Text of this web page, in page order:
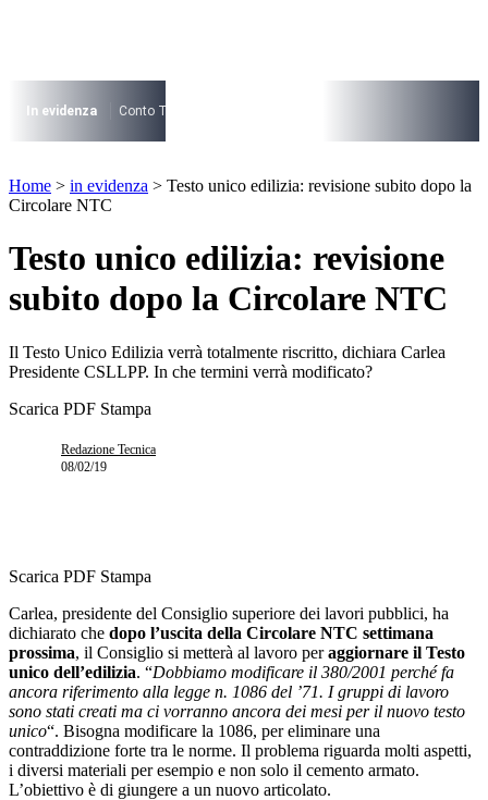
I più cercati
Lorem ipsum dolor sit amet consectetur
Lorem ipsum dolor sit amet consectetur
In evidenza Conto Termico
Lorem ipsum dolor sit amet consectetur
Home > in evidenza > Testo unico edilizia: revisione subito dopo la
Circolare NTC
Testo unico edilizia: revisione
subito dopo la Circolare NTC
Il Testo Unico Edilizia verrà totalmente riscritto, dichiara Carlea
Presidente CSLLPP. In che termini verrà modificato?
Scarica PDF Stampa
Redazione Tecnica
08/02/19
Scarica PDF Stampa
Carlea, presidente del Consiglio superiore dei lavori pubblici, ha
dichiarato che dopo l’uscita della Circolare NTC settimana
prossima, il Consiglio si metterà al lavoro peraggiornare il Testo
unico dell’edilizia. “Dobbiamo modificare il 380/2001 perché fa
ancora riferimento alla legge n. 1086 del ’71. I gruppi di lavoro
sono stati creati ma ci vorranno ancora dei mesi per il nuovo testo
unico“. Bisogna modificare la 1086, per eliminare una
contraddizione forte tra le norme. Il problema riguarda molti aspetti,
i diversi materiali per esempio e non solo il cemento armato.
L’obiettivo è di giungere a un nuovo articolato.